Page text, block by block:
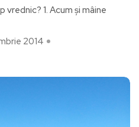
1. Acum şi mâine
2014